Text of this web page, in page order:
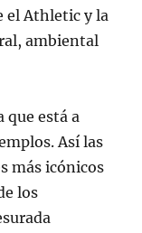
el Athletic y la
ambiental
que está a
Así las
más icónicos
los